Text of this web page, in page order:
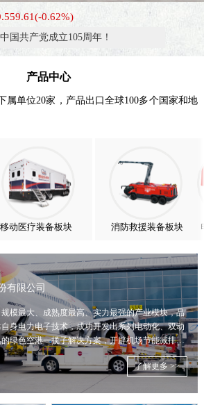
9.61(-0.62%)
国共产党成立105周年！
喜报！威海广泰ESG评级荣获AAA级 可持续发展实力获权威…
扬帆出海，聚力同行｜广大航服开启国际化新征程
产品中心
属单位20家，产品出口全球100多个国家和地
移动医疗装备板块 消防救援装备板块
有限公司
模最大、成熟度最高、实力最强的产业模块，品
身电力电子技术，成功开发出系列电动化、双动
绿色空港一揽子解决方案，开辟机场节能减排新
了解更多 >>